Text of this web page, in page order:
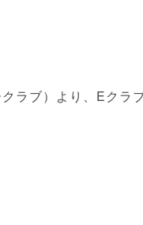
ラブ）より、Eクラ